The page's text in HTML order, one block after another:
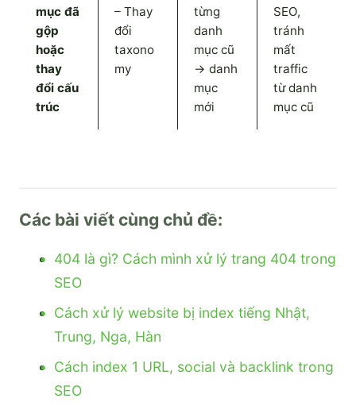
mục đã
gộp
hoặc
thay
đổi cấu
trúc
– Thay
đổi
taxono
my
từng
danh
mục cũ
→ danh
mục
mới
SEO,
tránh
mất
traffic
từ danh
mục cũ
Các bài viết cùng chủ đề:
404 là gì? Cách mình xử lý trang 404 trong
SEO
Cách xử lý website bị index tiếng Nhật,
Trung, Nga, Hàn
Cách index 1 URL, social và backlink trong
SEO